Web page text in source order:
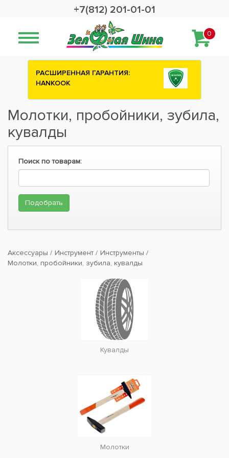
+7(812) 201-01-01
0
РАСШИРЕННАЯ ГАРАНТИЯ:
HANKOOK
Молотки, пробойники, зубила,
кувалды
Поиск по товарам:
Аксессуары Инструмент
Инструменты
Молотки, пробойники, зубила, кувалды
Кувалды
Молотки